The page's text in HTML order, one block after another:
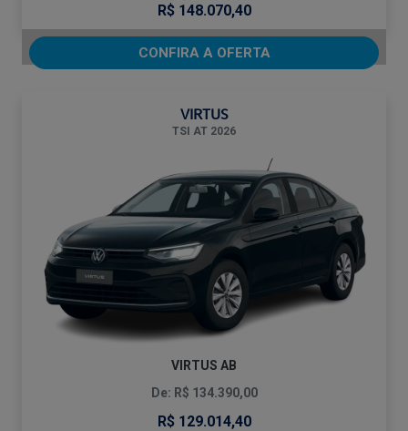
R$ 148.070,40
CONFIRA A OFERTA
VIRTUS
TSI AT 2026
VIRTUS AB
De: R$ 134.390,00
R$ 129.014,40